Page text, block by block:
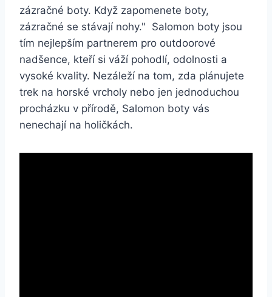
zázračné boty. Když⁤ zapomenete boty,
zázračné⁤ se stávají⁤ nohy." ⁢ Salomon⁢ boty jsou
tím⁣ nejlepším partnerem pro outdoorové
nadšence,⁤ kteří si váží pohodlí, odolnosti a
⁤vysoké kvality. Nezáleží⁢ na ​tom, zda plánujete
trek ⁢na horské​ vrcholy nebo jen jednoduchou
⁣procházku v přírodě, Salomon boty​ vás
nenechají⁣ na‍ holičkách.